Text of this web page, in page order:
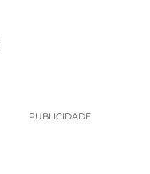
PUBLICIDADE